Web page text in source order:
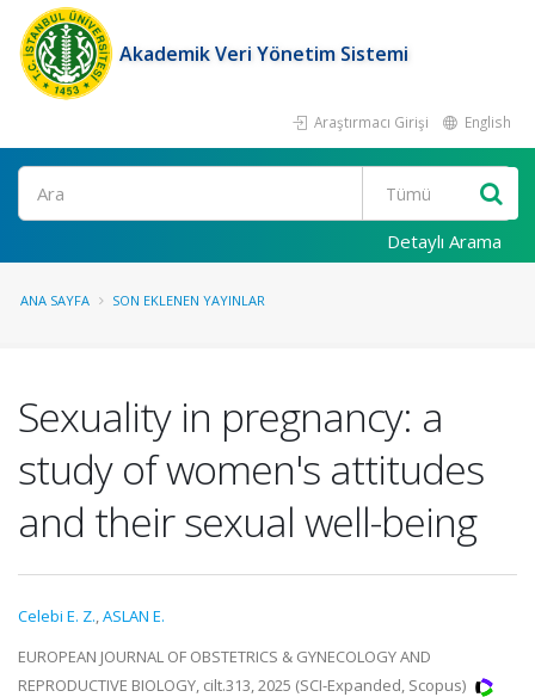
Akademik Veri Yönetim Sistemi
Araştırmacı Girişi English
Ara
Detaylı Arama
ANA SAYFA SON EKLENEN YAYINLAR
Sexuality in pregnancy: a
study of women's attitudes
and their sexual well-being
Celebi E. Z.,ASLAN E.
EUROPEAN JOURNAL OF OBSTETRICS & GYNECOLOGY AND
REPRODUCTIVE BIOLOGY, cilt.313, 2025 (SCI-Expanded, Scopus)